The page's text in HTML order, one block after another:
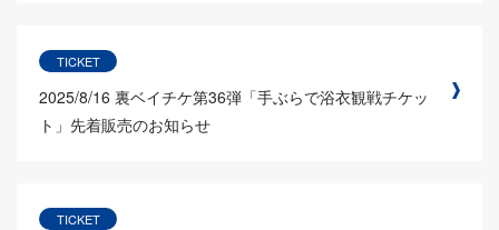
TICKET
2025/8/16 裏ベイチケ第36弾「手ぶらで浴衣観戦チケッ
ト」先着販売のお知らせ
TICKET